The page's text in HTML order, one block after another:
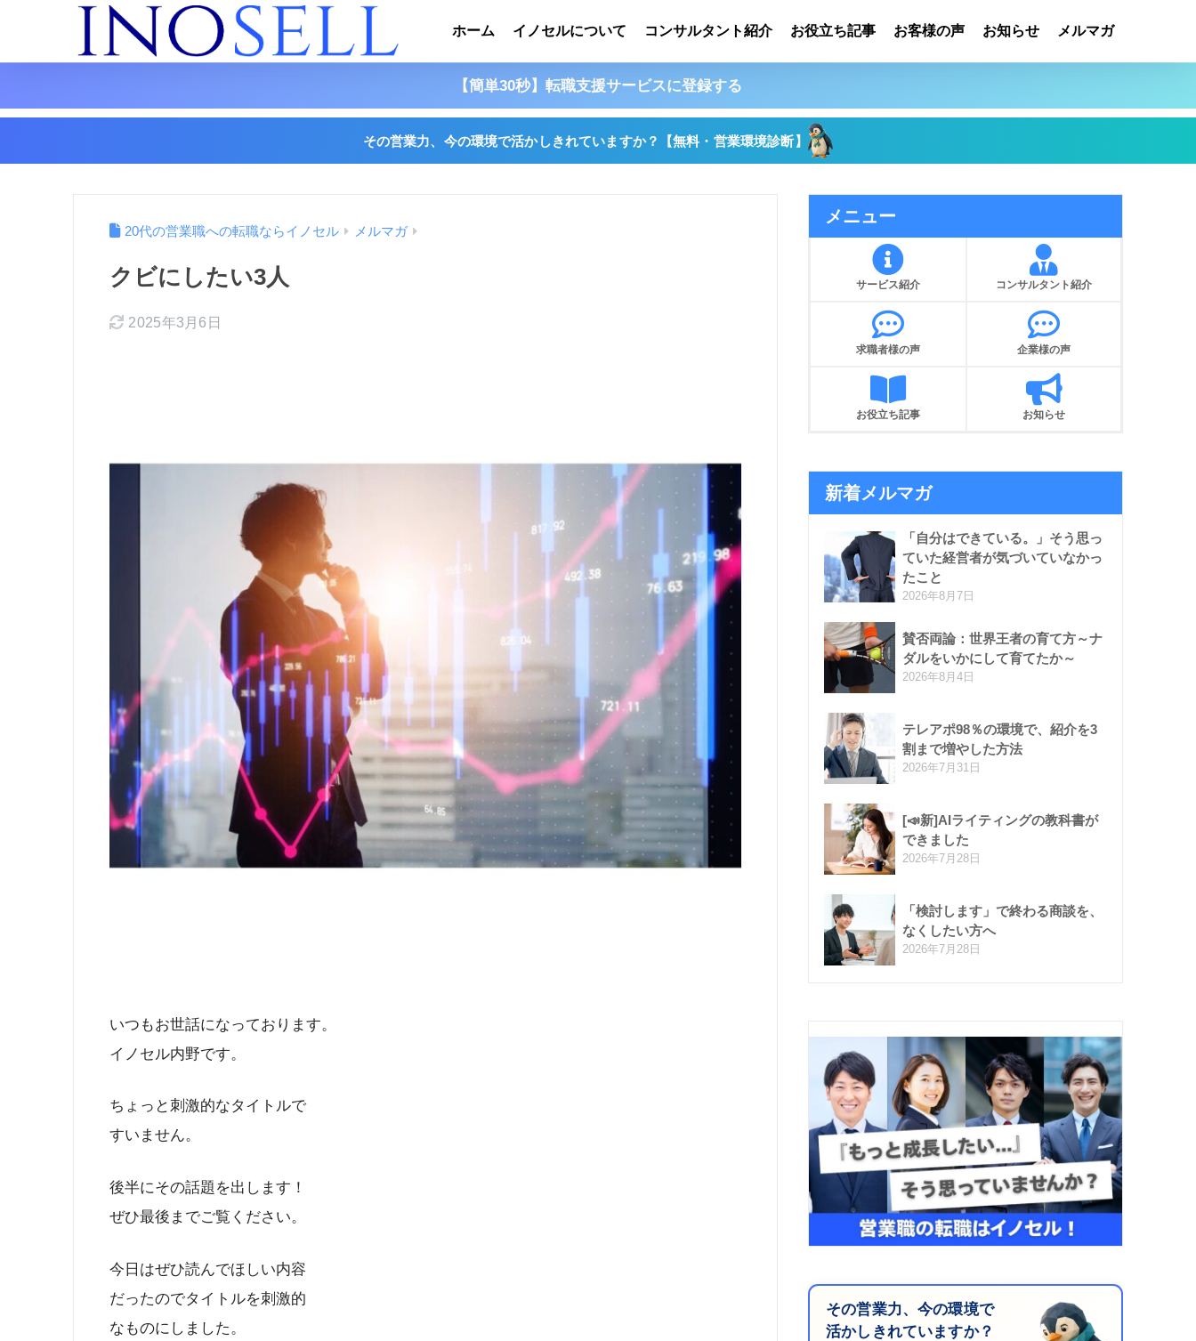
ホーム イノセルについて コンサルタント紹介 お役立ち記事 お客様の声 お知らせ メルマガ
【簡単30秒】転職支援サービスに登録する
その営業力、今の環境で活かしきれていますか？ 【無料・営業環境診断】
20代の営業職への転職ならイノセル メルマガ
クビにしたい3人
2025年3月6日
いつもお世話になっております。
イノセル内野です。
ちょっと刺激的なタイトルで
すいません。
後半にその話題を出します！
ぜひ最後までご覧ください。
今日はぜひ読んでほしい内容
だったのでタイトルを刺激的
なものにしました。
メニュー
サービス紹介 コンサルタント紹介
求職者様の声 企業様の声
お役立ち記事 お知らせ
新着メルマガ
「自分はできている。」そう思っ
ていた経営者が気づいていなかっ
たこと
2026年8月7日
賛否両論：世界王者の育て方～ナ
ダルをいかにして育てたか～
2026年8月4日
テレアポ98％の環境で、紹介を3
割まで増やした方法
2026年7月31日
[📣新]AIライティングの教科書が
できました
2026年7月28日
「検討します」で終わる商談を、
なくしたい方へ
2026年7月28日
その営業力、今の環境で
活かしきれていますか？